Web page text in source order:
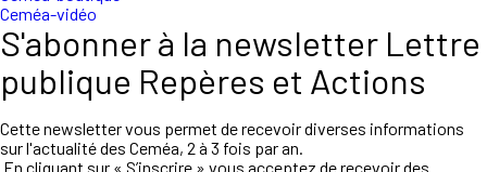
Ceméa-vidéo
S'abonner à la newsletter Lettre
publique Repères et Actions
Cette newsletter vous permet de recevoir diverses informations
sur l'actualité des Ceméa, 2 à 3 fois par an.
En cliquant sur « S’inscrire » vous acceptez de recevoir des